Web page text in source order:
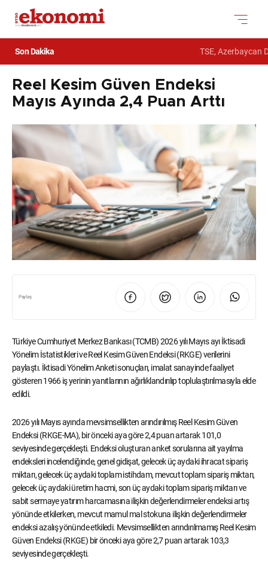
Son Dakika TSE, Azerbaycan
Reel Kesim Güven Endeksi
Mayıs Ayında 2,4 Puan Arttı
Paylaş
Türkiye Cumhuriyet Merkez Bankası (TCMB) 2026 yılı Mayıs ayı İktisadi
Yönelim İstatistikleri ve Reel Kesim Güven Endeksi (RKGE) verilerini
paylaştı. İktisadi Yönelim Anketi sonuçları, imalat sanayinde faaliyet
gösteren 1966 iş yerinin yanıtlarının ağırlıklandırılıp toplulaştırılmasıyla elde
edildi.
2026 yılı Mayıs ayında mevsimsellikten arındırılmış Reel Kesim Güven
Endeksi (RKGE-MA), bir önceki aya göre 2,4 puan artarak 101,0
seviyesinde gerçekleşti. Endeksi oluşturan anket sorularına ait yayılma
endeksleri incelendiğinde, genel gidişat, gelecek üç aydaki ihracat sipariş
miktarı, gelecek üç aydaki toplam istihdam, mevcut toplam sipariş miktarı,
gelecek üç aydaki üretim hacmi, son üç aydaki toplam sipariş miktarı ve
sabit sermaye yatırım harcamasına ilişkin değerlendirmeler endeksi artış
yönünde etkilerken, mevcut mamul mal stokuna ilişkin değerlendirmeler
endeksi azalış yönünde etkiledi. Mevsimsellikten arındırılmamış Reel Kesim
Güven Endeksi (RKGE) bir önceki aya göre 2,7 puan artarak 103,3
seviyesinde gerçekleşti.